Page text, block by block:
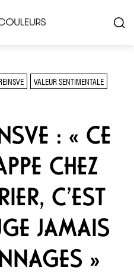
VALEUR SENTIMENTALE
: « CE
CHEZ
C’EST
JAMAIS
»